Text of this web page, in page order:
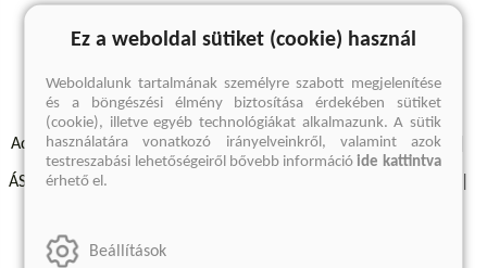
A keresett kifejezésre nincs találat
Adatvédelmi szabályzatok Elállási felmondási nyilatkozat
ÁSZF - Vásárlási feltételek
Szállítási információk
Ez a weboldal sütiket (cookie) használ
Weboldalunk tartalmának személyre szabott megjelenítése
és a böngészési élmény biztosítása érdekében sütiket
(cookie), illetve egyéb technológiákat alkalmazunk. A sütik
használatára vonatkozó irányelveinkről, valamint azok
testreszabási lehetőségeiről bővebb információide kattintva
érhető el.
Beállítások